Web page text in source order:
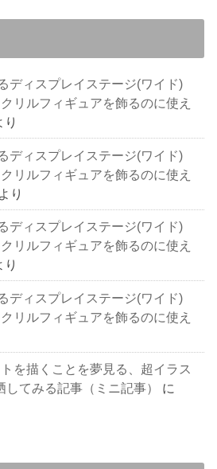
ディスプレイステージ(ワイド)
リルフィギュアを飾るのに使え
り
ディスプレイステージ(ワイド)
リルフィギュアを飾るのに使え
より
ディスプレイステージ(ワイド)
リルフィギュアを飾るのに使え
り
ディスプレイステージ(ワイド)
リルフィギュアを飾るのに使え
を描くことを夢見る、超イラス
してみる記事（ミニ記事）
に